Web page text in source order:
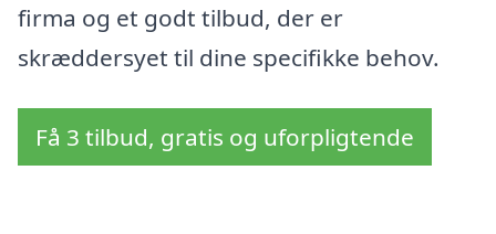
firma og et godt tilbud, der er
skræddersyet til dine specifikke behov.
Få 3 tilbud, gratis og uforpligtende